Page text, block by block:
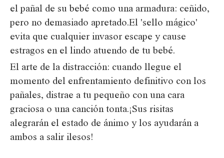
el pañal de su bebé como una armadura: ceñido,
pero no demasiado apretado.El 'sello mágico'
evita que cualquier invasor escape y cause
estragos en el lindo atuendo de tu bebé.
El arte de la distracción: cuando llegue el
momento del enfrentamiento definitivo con los
pañales, distrae a tu pequeño con una cara
graciosa o una canción tonta.¡Sus risitas
alegrarán el estado de ánimo y los ayudarán a
ambos a salir ilesos!